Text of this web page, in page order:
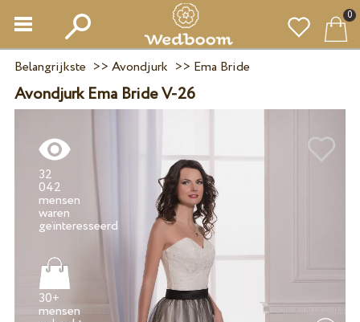
0
Belangrijkste >> Avondjurk >> Ema Bride
Avondjurk Ema Bride V-26
32
042
mensen
waren
30+
mensen